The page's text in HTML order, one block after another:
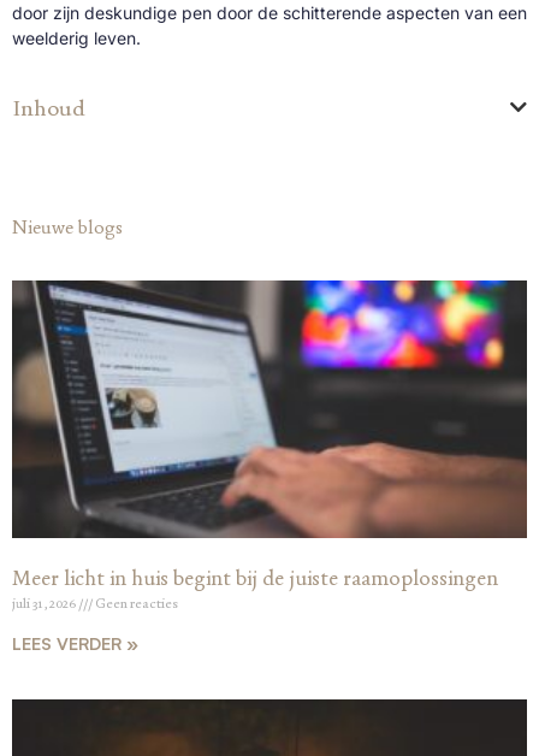
door zijn deskundige pen door de schitterende aspecten van een
weelderig leven.
Inhoud
Nieuwe blogs
Meer licht in huis begint bij de juiste raamoplossingen
juli 31, 2026 Geen reacties
LEES VERDER »